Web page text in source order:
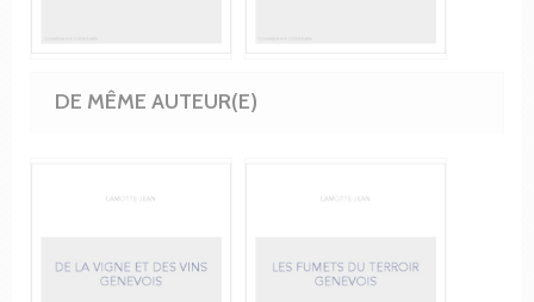
DE MÊME AUTEUR(E)